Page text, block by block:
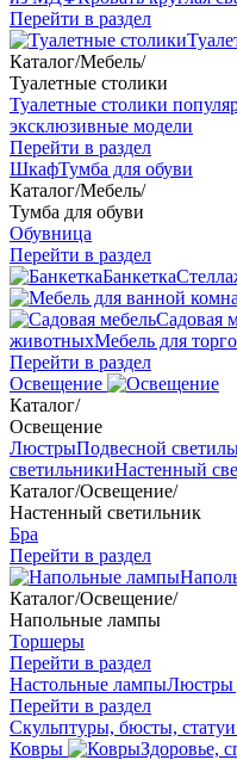
Перейти в раздел
Каталог/Мебель/
Туалетные столики
Туалетные столики
эксклюзивные модели
Перейти в раздел
ШкафТумба для обуви
Каталог/Мебель/
Тумба для обуви
Обувница
Перейти в раздел
Банкетка
Садовая
животныхМебель для
Перейти в раздел
Освещение
Каталог/
Освещение
ЛюстрыПодвесной
светильникиНастенный
Каталог/Освещение/
Настенный светильник
Бра
Перейти в раздел
Каталог/Освещение/
Напольные лампы
Торшеры
Перейти в раздел
Настольные лампыЛюстры
Перейти в раздел
Скульптуры, бюсты, статуи
Ковры
Здоровье,